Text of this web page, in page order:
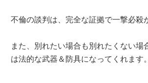
不倫の談判は、完全な証拠で一撃必殺
また、別れたい場合も別れたくない場
は法的な武器＆防具になってくれます。